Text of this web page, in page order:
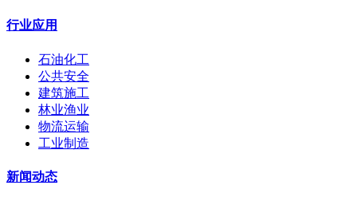
行业应用
石油化工
公共安全
建筑施工
林业渔业
物流运输
工业制造
新闻动态